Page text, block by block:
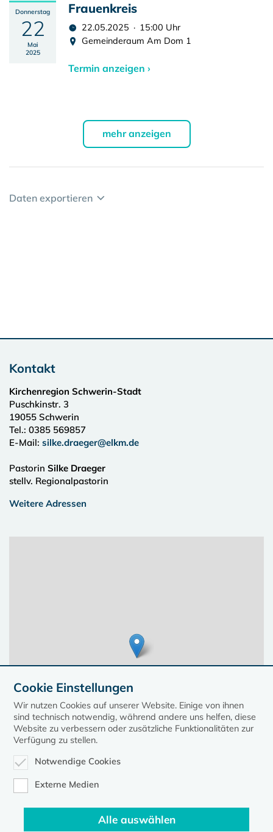
Donnerstag
22
Mai
2025
Frauenkreis
22.05.2025 · 15:00 Uhr
Gemeinderaum Am Dom 1
Termin anzeigen ›
mehr anzeigen
Daten exportieren
Kontakt
Kirchenregion Schwerin-Stadt
Puschkinstr. 3
19055 Schwerin
Tel.: 0385 569857
E-Mail: silke.draeger@elkm.de
Pastorin Silke Draeger
stellv. Regionalpastorin
Weitere Adressen
Diese Seite gehört zum Portalkirche-mv.de
Cookie Einstellungen
Wir nutzen Cookies auf unserer Website. Einige von ihnen
sind technisch notwendig, während andere uns helfen, diese
Website zu verbessern oder zusätzliche Funktionalitäten zur
Verfügung zu stellen.
Notwendige Cookies
Externe Medien
Alle auswählen